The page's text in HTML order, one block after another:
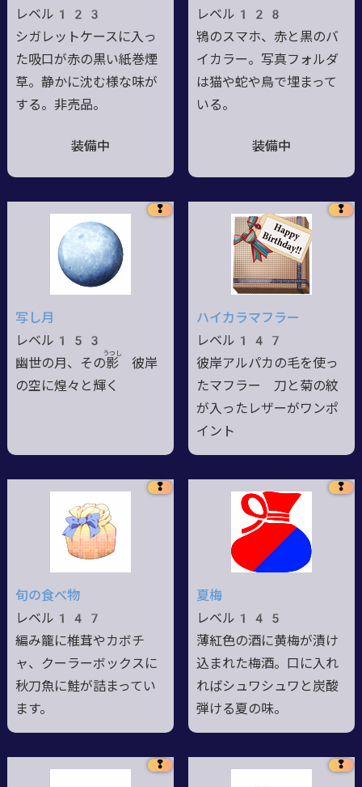
レベル123
シガレットケースに入っ
た吸口が赤の黒い紙巻煙
草。静かに沈む様な味が
する。非売品。
装備中
レベル128
鴇のスマホ、赤と黒のバ
イカラー。写真フォルダ
は猫や蛇や鳥で埋まって
いる。
装備中
❢
写し月
レベル153
幽世の月、その影
うつし
彼岸
の空に煌々と輝く
❢
ハイカラマフラー
レベル147
彼岸アルパカの毛を使っ
たマフラー 刀と菊の紋
が入ったレザーがワンポ
イント
❢
旬の食べ物
レベル147
編み籠に椎茸やカボチ
ャ、クーラーボックスに
秋刀魚に鮭が詰まってい
ます。
❢
夏梅
レベル145
薄紅色の酒に黄梅が漬け
込まれた梅酒。口に入れ
ればシュワシュワと炭酸
弾ける夏の味。
❢ ❢